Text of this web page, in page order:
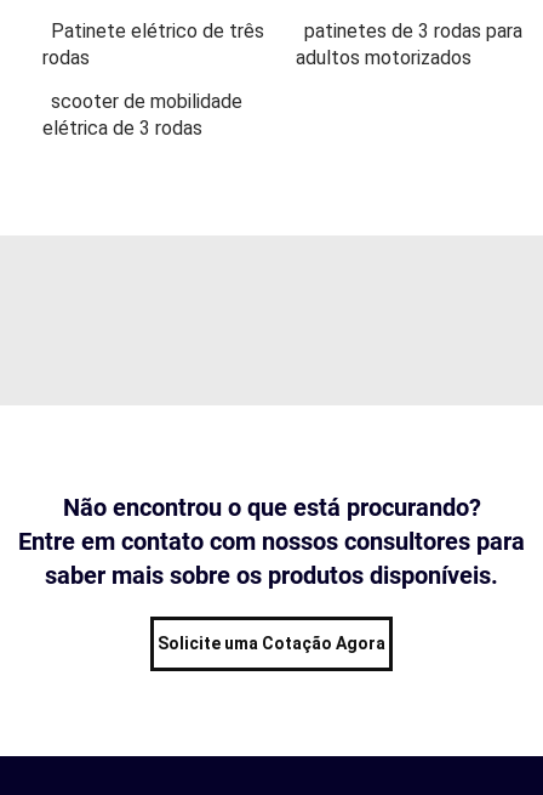
Patinete elétrico de três
rodas
patinetes de 3 rodas para
adultos motorizados
scooter de mobilidade
elétrica de 3 rodas
Não encontrou o que está procurando?
Entre em contato com nossos consultores para
saber mais sobre os produtos disponíveis.
Solicite uma Cotação Agora